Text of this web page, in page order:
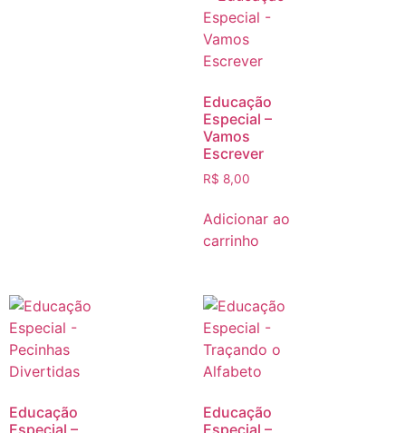
Educação
Especial –
Vamos
Escrever
R$ 8,00
Adicionar ao
carrinho
Educação
Educação